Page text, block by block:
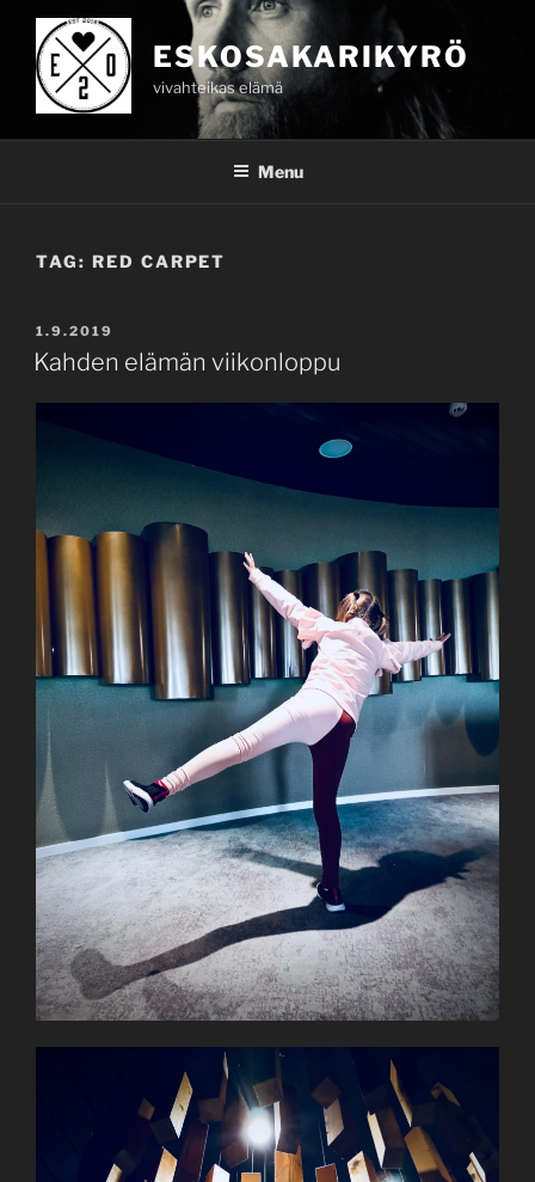
content
ESKOSAKARIKYRÖ
vivahteikas elämä
Menu
TAG: RED CARPET
POSTED
ON
1.9.2019
Kahden elämän viikonloppu